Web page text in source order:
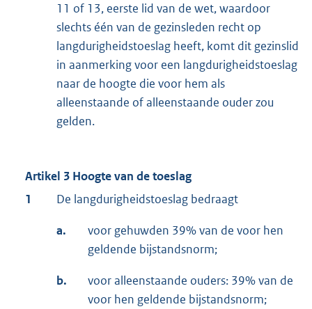
11 of 13, eerste lid van de wet, waardoor
slechts één van de gezinsleden recht op
langdurigheidstoeslag heeft, komt dit gezinslid
in aanmerking voor een langdurigheidstoeslag
naar de hoogte die voor hem als
alleenstaande of alleenstaande ouder zou
gelden.
Artikel 3 Hoogte van de toeslag
1
De langdurigheidstoeslag bedraagt
a.
voor gehuwden 39% van de voor hen
geldende bijstandsnorm;
b.
voor alleenstaande ouders: 39% van de
voor hen geldende bijstandsnorm;